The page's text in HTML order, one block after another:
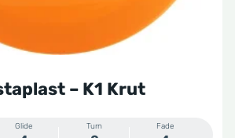
– K1 Krut
Glide Turn Fade